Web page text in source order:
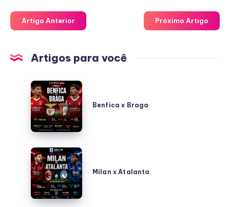
Artigo Anterior Próximo Artigo
Artigos para você
Benfica
x
Braga
Benfica x Braga
Milan
x
Atalanta
Milan x Atalanta